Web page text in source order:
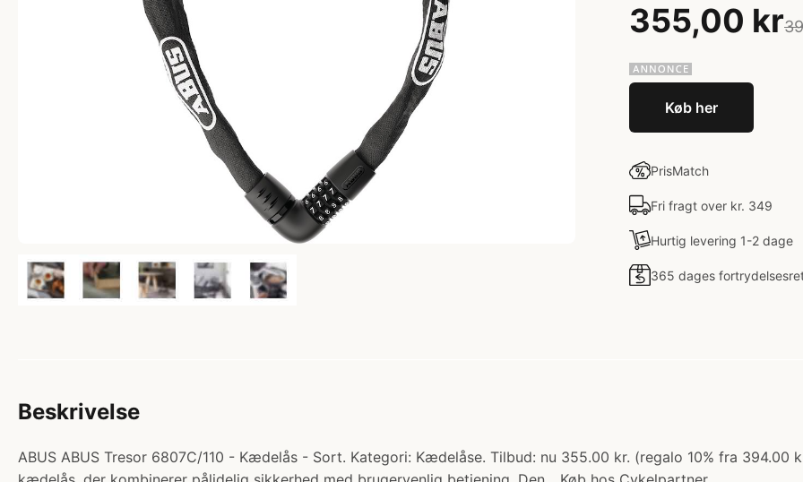
355,00 kr
Køb her
PrisMatch
Fri fragt over kr. 349
Hurtig levering 1-2 dage
365 dages
Beskrivelse
ABUS ABUS Tresor 6807C/110 - Kædelås - Sort. Kategori: Kædelåse. Tilbud: nu 355.00 kr. (regalo 10% fra 394.00